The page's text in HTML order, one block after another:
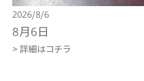
2026/8/6
8月6日
> 詳細はコチラ